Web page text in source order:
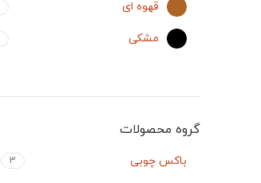
قهوه ای
مشکی
گروه محصولات
باکس چوبی 3